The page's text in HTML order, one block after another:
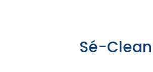
Sé-